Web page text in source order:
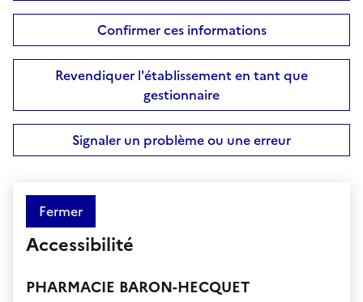
Confirmer ces informations
Revendiquer l'établissement en tant que
gestionnaire
Signaler un problème ou une erreur
Fermer
Accessibilité
PHARMACIE BARON-HECQUET